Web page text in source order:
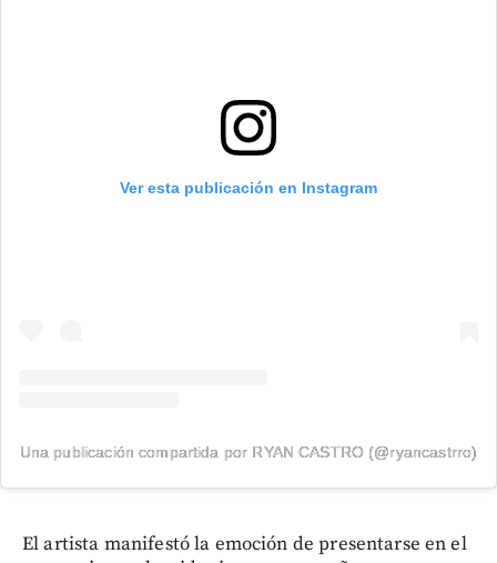
Ver esta publicación en Instagram
Una publicación compartida por RYAN CASTRO (@ryancastrro)
El artista manifestó la emoción de presentarse en el